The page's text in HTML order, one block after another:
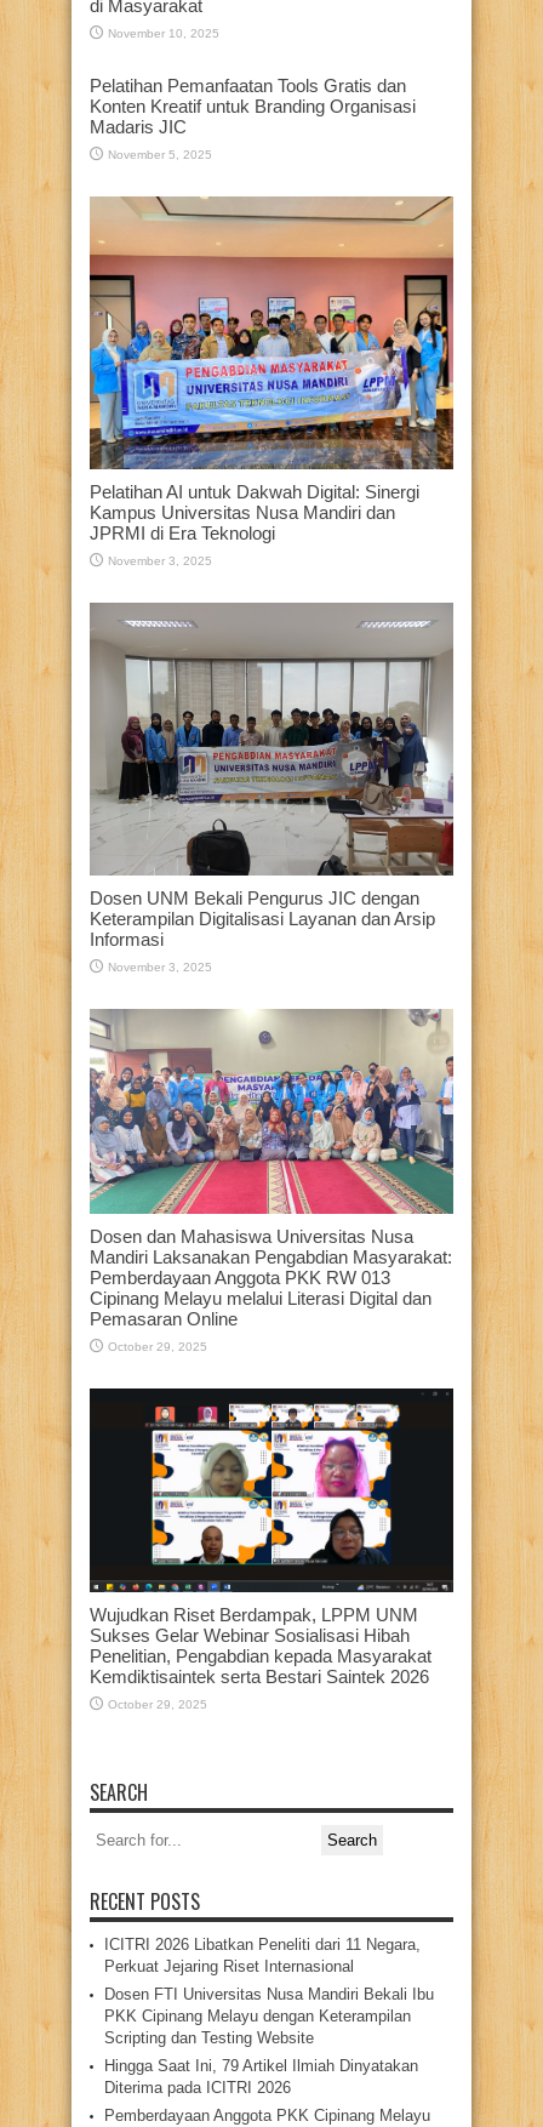
di Masyarakat
November 10, 2025
Pelatihan Pemanfaatan Tools Gratis dan
Konten Kreatif untuk Branding Organisasi
Madaris JIC
November 5, 2025
Pelatihan AI untuk Dakwah Digital: Sinergi
Kampus Universitas Nusa Mandiri dan
JPRMI di Era Teknologi
November 3, 2025
Dosen UNM Bekali Pengurus JIC dengan
Keterampilan Digitalisasi Layanan dan Arsip
Informasi
November 3, 2025
Dosen dan Mahasiswa Universitas Nusa
Mandiri Laksanakan Pengabdian Masyarakat:
Pemberdayaan Anggota PKK RW 013
Cipinang Melayu melalui Literasi Digital dan
Pemasaran Online
October 29, 2025
Wujudkan Riset Berdampak, LPPM UNM
Sukses Gelar Webinar Sosialisasi Hibah
Penelitian, Pengabdian kepada Masyarakat
Kemdiktisaintek serta Bestari Saintek 2026
October 29, 2025
SEARCH
Search
for:
RECENT POSTS
ICITRI 2026 Libatkan Peneliti dari 11 Negara,
Perkuat Jejaring Riset Internasional
Dosen FTI Universitas Nusa Mandiri Bekali Ibu
PKK Cipinang Melayu dengan Keterampilan
Scripting dan Testing Website
Hingga Saat Ini, 79 Artikel Ilmiah Dinyatakan
Diterima pada ICITRI 2026
Pemberdayaan Anggota PKK Cipinang Melayu